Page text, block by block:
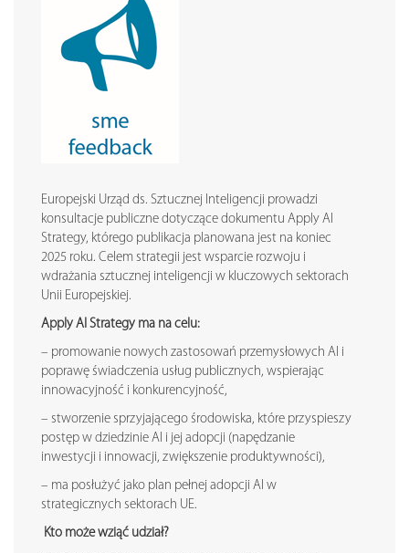
Europejski Urząd ds. Sztucznej Inteligencji prowadzi
konsultacje publiczne dotyczące dokumentu Apply AI
Strategy, którego publikacja planowana jest na koniec
2025 roku. Celem strategii jest wsparcie rozwoju i
wdrażania sztucznej inteligencji w kluczowych sektorach
Unii Europejskiej.
Apply AI Strategy ma na celu:
– promowanie nowych zastosowań przemysłowych AI i
poprawę świadczenia usług publicznych, wspierając
innowacyjność i konkurencyjność,
– stworzenie sprzyjającego środowiska, które przyspieszy
postęp w dziedzinie AI i jej adopcji (napędzanie
inwestycji i innowacji, zwiększenie produktywności),
– ma posłużyć jako plan pełnej adopcji AI w
strategicznych sektorach UE.
Kto może wziąć udział?